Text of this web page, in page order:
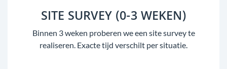
SITE SURVEY (0-3 WEKEN)
Binnen 3 weken proberen we een site survey te
realiseren. Exacte tijd verschilt per situatie.